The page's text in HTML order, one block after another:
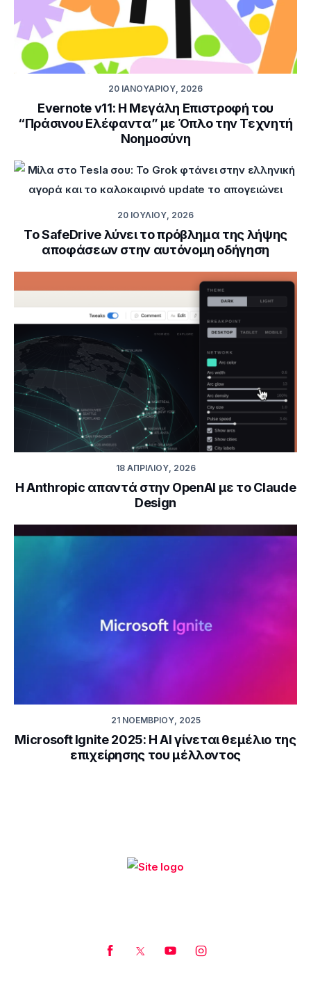
20 ΙΑΝΟΥΑΡΊΟΥ, 2026
Evernote v11: Η Μεγάλη Επιστροφή του
“Πράσινου Ελέφαντα” με Όπλο την Τεχνητή
Νοημοσύνη
20 ΙΟΥΛΊΟΥ, 2026
Το SafeDrive λύνει το πρόβλημα της λήψης
αποφάσεων στην αυτόνομη οδήγηση
18 ΑΠΡΙΛΊΟΥ, 2026
Η Anthropic απαντά στην OpenAI με το Claude
Design
21 ΝΟΕΜΒΡΊΟΥ, 2025
Microsoft Ignite 2025: Η AI γίνεται θεμέλιο της
επιχείρησης του μέλλοντος